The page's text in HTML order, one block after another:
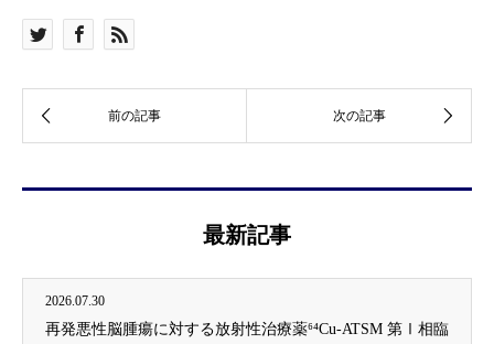
最新記事
2026.07.30
再発悪性脳腫瘍に対する放射性治療薬⁶⁴Cu-ATSM 第Ⅰ相臨